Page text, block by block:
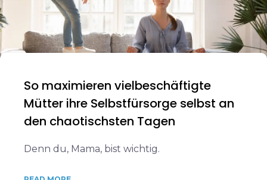
So maximieren vielbeschäftigte
Mütter ihre Selbstfürsorge selbst an
den chaotischsten Tagen
Denn du, Mama, bist wichtig.